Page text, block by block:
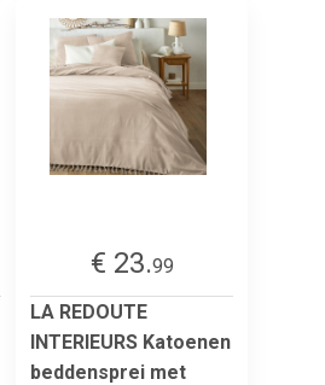
€ 23.99
LA REDOUTE
INTERIEURS Katoenen
beddensprei met